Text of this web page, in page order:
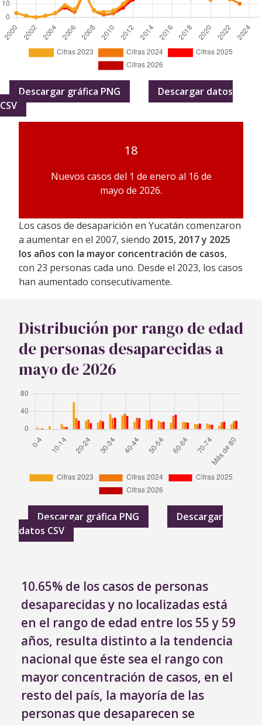
Descargar gráfica PNG
Descargar datos
CSV
18
Nuevos casos del 1 de enero al 16 de
mayo de 2026.
Los casos de desaparición en Yucatán comenzaron
a aumentar en el 2007, siendo 2015, 2017 y 2025
los años con la mayor concentración de casos,
con 23 personas cada uno. Desde el 2023, los casos
han aumentado consecutivamente.
Distribución por rango de edad
de personas desaparecidas a
mayo de 2026
Descargar gráfica PNG
Descargar
datos CSV
10.65% de los casos de personas
desaparecidas y no localizadas está
en el rango de edad entre los 55 y 59
años, resulta distinto a la tendencia
nacional que éste sea el rango con
mayor concentración de casos, en el
resto del país, la mayoría de las
personas que desaparecen se